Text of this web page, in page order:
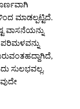
ಮಾಡಲ್ಪಟ್ಟಿದೆ.
ವಾಸನೆಯನ್ನು
ಪರಿಮಳವನ್ನು
ಸುಲಭವಲ್ಲ.